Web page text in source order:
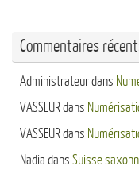
Commentaires
Administrateurdans
VASSEURdans
VASSEURdans
Nadia dans Suisse